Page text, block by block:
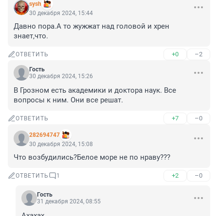
sysh
30 декабря 2024, 15:44
Давно пора.А то жужжат над головой и хрен
знает,что.
ОТВЕТИТЬ +0 –2
Гость
30 декабря 2024, 15:26
В Грозном есть академики и доктора наук. Все
вопросы к ним. Они все решат.
ОТВЕТИТЬ +7 –0
282694747
30 декабря 2024, 15:08
Что возбудились?Белое море не по нраву???
ОТВЕТИТЬ 1 +2 –0
Гость
31 декабря 2024, 08:55